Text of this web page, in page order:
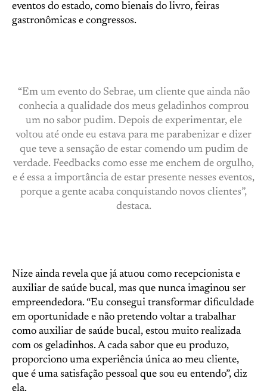
eventos do estado, como bienais do livro, feiras
gastronômicas e congressos.
“Em um evento do Sebrae, um cliente que ainda não
conhecia a qualidade dos meus geladinhos comprou
um no sabor pudim. Depois de experimentar, ele
voltou até onde eu estava para me parabenizar e dizer
que teve a sensação de estar comendo um pudim de
verdade. Feedbacks como esse me enchem de orgulho,
e é essa a importância de estar presente nesses eventos,
porque a gente acaba conquistando novos clientes”,
destaca.
Nize ainda revela que já atuou como recepcionista e
auxiliar de saúde bucal, mas que nunca imaginou ser
empreendedora. “Eu consegui transformar dificuldade
em oportunidade e não pretendo voltar a trabalhar
como auxiliar de saúde bucal, estou muito realizada
com os geladinhos. A cada sabor que eu produzo,
proporciono uma experiência única ao meu cliente,
que é uma satisfação pessoal que sou eu entendo”, diz
ela.